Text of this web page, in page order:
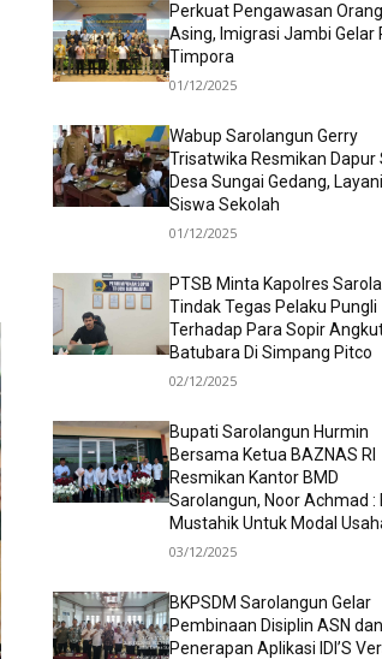
Perkuat Pengawasan Orang
Asing, Imigrasi Jambi Gelar
Timpora
01/12/2025
Wabup Sarolangun Gerry
Trisatwika Resmikan Dapur
Desa Sungai Gedang,
Siswa Sekolah
01/12/2025
PTSB Minta Kapolres
Tindak Tegas Pelaku Pungli
Terhadap Para Sopir
Batubara Di Simpang Pitco
02/12/2025
Bupati Sarolangun Hurmin
Bersama Ketua BAZNAS RI
Resmikan Kantor BMD
Sarolangun, Noor Achmad :
Mustahik Untuk Modal
03/12/2025
BKPSDM Sarolangun Gelar
Pembinaan Disiplin ASN dan
Penerapan Aplikasi IDI’S